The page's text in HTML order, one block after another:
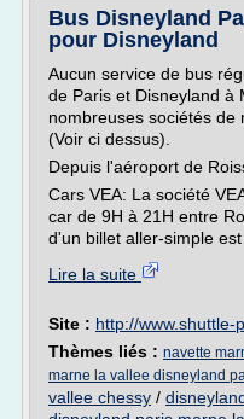
Bus Disneyland
pour Disneyland
Aucun service de bus
de Paris et Disneyland à
nombreuses sociétés de
(Voir ci dessus).
Depuis l'aéroport de
Cars VEA: La société
car de 9H à 21H entre
d'un billet aller-simple est
Lire la suite
Site : http://www.shuttle-
Thèmes liés : navette
marne la vallee disneyland
vallee chessy /